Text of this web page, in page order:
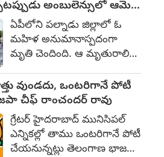
వ్యాఖ్యలకు అభ్యంతరం
తెలియజేసినట్లు సమాచారం. ఇది
జంతర్ మంతర్ కాదంటూ
పలువురు వ్యాఖ్యానించడంతో
సుమారు 1000 మంది
విద్యార్థులు, కార్యకర్తలతో కలిసి
జార్ఖండ్ అసెంబ్లీ వైపుకి
పాదయాత్రగా బయలుదేరారు.
జిల్లా సోంపేట ఆరో అదనపు జిల్లా
కోర్టు కొట్టివేసింది. గత నెల 31వ
తేదీన కూడా ఆయన దాఖలు
చేసుకున్న బెయిల్ పిటిషన్‌ను
కోర్టు తిరస్కరించిన విషయం
తెల్సిందే.
అంబులెన్సులో ఆమె
ఏపీలోని పల్నాడు జిల్లాలో ఓ
మహిళ అనుమానాస్పదంగా
మృతి చెందింది. ఆ మృతురాలిని
గుర్తించారు. ఆమె హైదరాబాద్
నగరంలో అనుమానాస్పదంగా
చనిపోగా, మృతదేహాన్ని ప్రియుడు
సుల్తాన్ అంబులెన్స్‌లో తీసుకొచ్చి
పరారయ్యాడు.
వుండదు, ఒంటరిగానే పోటీ
చీఫ్ రాంచందర్ రావు
గ్రేటర్ హైదరాబాద్ మునిసిపల్
ఎన్నికల్లో తాము ఒంటరిగానే పోటీ
చేయనున్నట్లు తెలంగాణ భాజపా